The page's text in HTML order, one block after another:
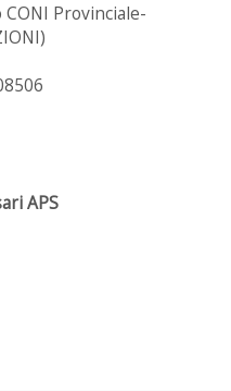
CONI Provinciale-
APS